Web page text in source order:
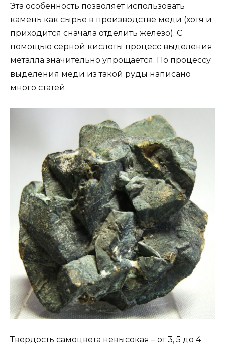
Эта особенность позволяет использовать
камень как сырье в производстве меди (хотя и
приходится сначала отделить железо). С
помощью серной кислоты процесс выделения
металла значительно упрощается. По процессу
выделения меди из такой руды написано
много статей.
Твердость самоцвета невысокая – от 3, 5 до 4